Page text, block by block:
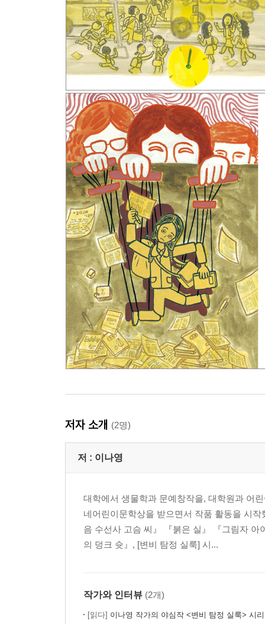
저자 소개 (2명)
저 : 이나영
대학에서 생물학과 문예창작을, 대학원과 어
네어린이문학상을 받으면서 작품 활동을 시
음 수선사 고슴 씨』 『붉은 실』 『그림자
의 덩크 슛』, [변비 탐정 실룩] 시...
작가와 인터뷰 (2개)
[읽다] 이나영 작가의 야심작 <변비 탐정 실룩> 시